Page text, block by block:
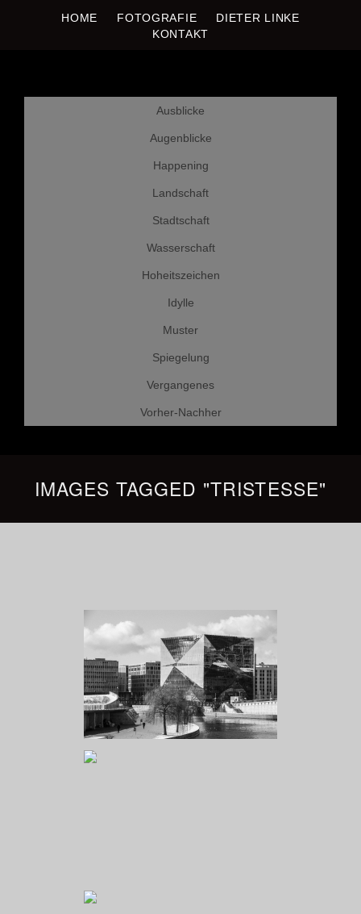
HOME FOTOGRAFIE
DIETER LINKE
KONTAKT
DIETER LINKE
Ausblicke
Augenblicke
Happening
Landschaft
Stadtschaft
Wasserschaft
Hoheitszeichen
Idylle
Muster
Spiegelung
Vergangenes
Vorher-Nachher
IMAGES TAGGED "TRISTESSE"